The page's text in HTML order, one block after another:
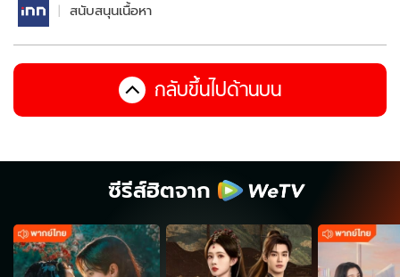
สนับสนุนเนื้อหา
กลับขึ้นไปด้านบน
ซีรีส์ฮิตจาก